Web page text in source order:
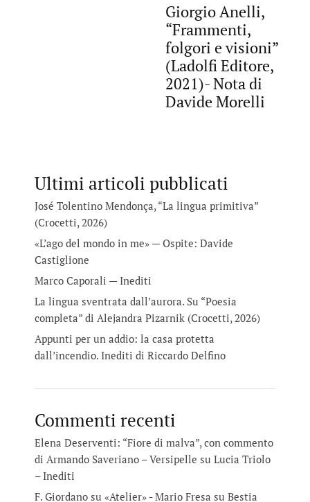
Giorgio Anelli,
“Frammenti,
folgori e visioni”
(Ladolfi Editore,
2021)- Nota di
Davide Morelli
Ultimi articoli pubblicati
José Tolentino Mendonça, “La lingua primitiva”
(Crocetti, 2026)
«L’ago del mondo in me» — Ospite: Davide
Castiglione
Marco Caporali — Inediti
La lingua sventrata dall’aurora. Su “Poesia
completa” di Alejandra Pizarnik (Crocetti, 2026)
Appunti per un addio: la casa protetta
dall’incendio. Inediti di Riccardo Delfino
Commenti recenti
Elena Deserventi: “Fiore di malva”, con commento
di Armando Saveriano – Versipelle su Lucia Triolo
– Inediti
F. Giordano su «Atelier» - Mario Fresa su Bestia